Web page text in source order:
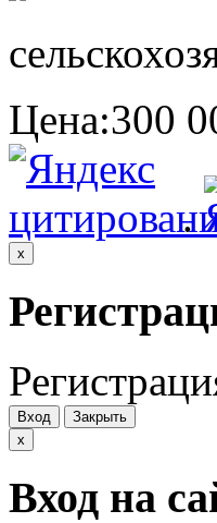
Цена:300
.
x
Вход
Закрыть
x
Вход на